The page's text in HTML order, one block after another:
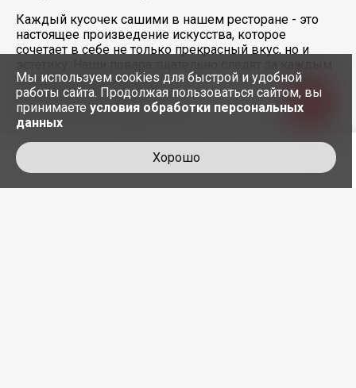
Каждый кусочек сашими в нашем ресторане - это
настоящее произведение искусства, которое
сочетает в себе не только прекрасный вкус, но и
этапом приготовления, чтобы обеспечить высокое
качество нашей продукции.
Мы предлагаем удобный сервис доставки, который
прямо у себя дома или в офисе. Наша собственная
доставка быстрая и надежная.
Мы используем cookies для быстрой и удобной
работы сайта. Продолжая пользоваться сайтом, вы
принимаете условия обработки персональных
данных
Хорошо